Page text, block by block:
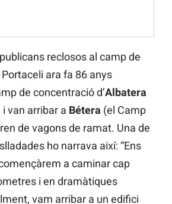
reclosos al camp de
ara fa 86 anys
de concentració d’Albatera
i van arribar a Bétera (el Camp
de vagons de ramat. Una de
ho narrava així: “Ens
a caminar cap
i en dramàtiques
vam arribar a un edifici